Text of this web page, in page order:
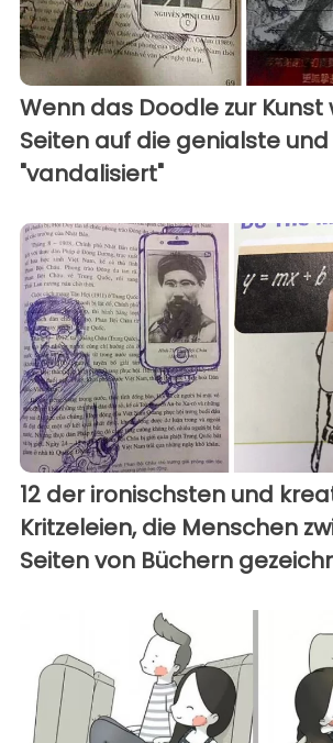
Wenn das Doodle zur Kunst
Seiten auf die genialste
"vandalisiert"
12 der ironischsten und
Kritzeleien, die Menschen
Seiten von Büchern